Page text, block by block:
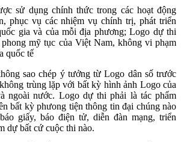
sử dụng chính thức trong các hoạt động
phục vụ các nhiệm vụ chính trị, phát triển
gia và của mỗi địa phương; Logo dự thi
mỹ tục của Việt Nam, không vi phạm
quốc tế
sao chép ý tưởng từ Logo dân số trước
trùng lặp với bất kỳ hình ảnh Logo của
ngoài nước. Logo dự thi phải là tác phẩm
bất kỳ phưong tiện thông tin đại chúng nào
giấy, báo điện tử, diễn đàn mạng, triển
dự bất cứ cuộc thi nào.